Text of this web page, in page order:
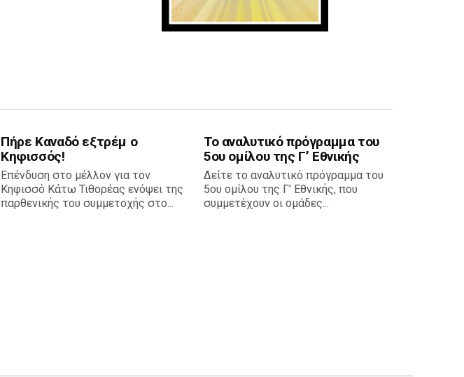
Πήρε Καναδό εξτρέμ ο
Κηφισσός!
Επένδυση στο μέλλον για τον
Κηφισσό Κάτω Τιθορέας ενόψει της
παρθενικής του συμμετοχής στο...
Το αναλυτικό πρόγραμμα του
5ου ομίλου της Γ’ Εθνικής
Δείτε το αναλυτικό πρόγραμμα του
5ου ομίλου της Γ’ Εθνικής, που
συμμετέχουν οι ομάδες...